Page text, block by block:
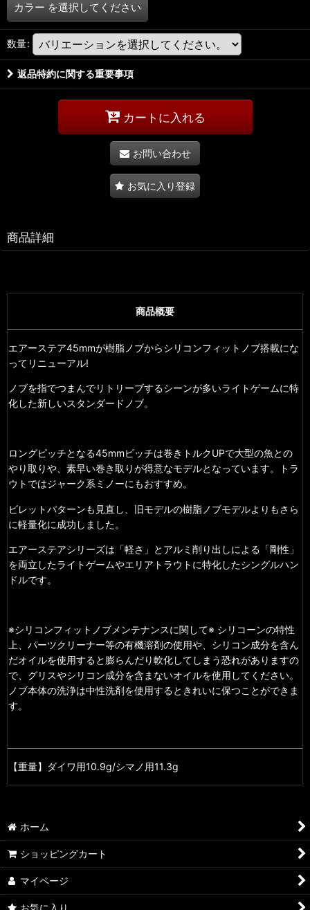
カラー を選択してください
数量:
返品特約に関する重要事項
カートに入れる
お問い合わせ
お気に入り登録
商品詳細
商品概要
エアーステア45mmが樹脂ノブからシリコンフィットノブ搭載にな
ってリニューアル!
ノブを指でつまんでリトリーブするシーンが多いライトゲームに特
化した新しいスタンダードノブ。
ロングピッチとなる45mmピッチは巻きトルクUPで大型の魚との
やり取りや、素早い巻き取りが得意なモデルとなっています。トラ
ウトではジャーク系ミノーにもおすすめ。
ビレットパターンも見直し、旧モデルの樹脂ノブモデルよりもさら
に軽量化に成功しました。
エアーステアシリーズは「軽さ」とアルミ削り出しによる「剛性」
を両立したライトゲームやエリアトラウトに特化したシングルハン
ドルです。
※シリコンフィットノブメンテナンスに関して※ シリコーンの特性
上、パーツクリーナー等の有機溶剤の使用や、シリコン成分を含ん
だオイルを使用すると膨らんだり軟化してしまう恐れがありますの
で、グリスやシリコン成分を含まないオイルを使用してください。
ノブ本体の洗浄は中性洗剤を使用するときれいに保つことができま
す。
【重量】 ダイワ用10.9g/シマノ用11.3g
ホーム
ショッピングカート
マイページ